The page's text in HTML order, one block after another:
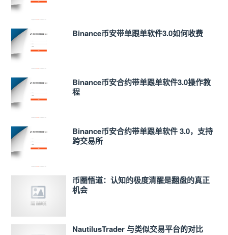
Binance币安带单跟单软件3.0如何收费
Binance币安合约带单跟单软件3.0操作教
程
Binance币安合约带单跟单软件 3.0，支持
跨交易所
币圈悟道：认知的极度清醒是翻盘的真正
机会
NautilusTrader 与类似交易平台的对比